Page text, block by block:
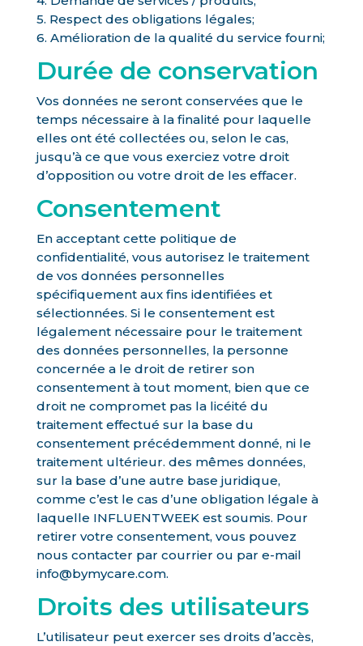
5. Respect des obligations légales;
6. Amélioration de la qualité du service fourni;
Durée de conservation
Vos données ne seront conservées que le
temps nécessaire à la finalité pour laquelle
elles ont été collectées ou, selon le cas,
jusqu’à ce que vous exerciez votre droit
d’opposition ou votre droit de les effacer.
Consentement
En acceptant cette politique de
confidentialité, vous autorisez le traitement
de vos données personnelles
spécifiquement aux fins identifiées et
sélectionnées. Si le consentement est
légalement nécessaire pour le traitement
des données personnelles, la personne
concernée a le droit de retirer son
consentement à tout moment, bien que ce
droit ne compromet pas la licéité du
traitement effectué sur la base du
consentement précédemment donné, ni le
traitement ultérieur. des mêmes données,
sur la base d’une autre base juridique,
comme c’est le cas d’une obligation légale à
laquelle INFLUENTWEEK est soumis. Pour
retirer votre consentement, vous pouvez
nous contacter par courrier ou par e-mail
info@bymycare.com.
Droits des utilisateurs
L’utilisateur peut exercer ses droits d’accès,